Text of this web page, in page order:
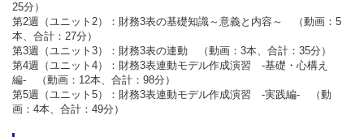
25分）
第2週（ユニット2）：財務3表の基礎知識～意義と内容～ （動画：5
本、合計：27分）
第3週（ユニット3）：財務3表の連動 （動画：3本、合計：35分）
第4週（ユニット4）：財務3表連動モデル作成演習 -基礎・心構え
編- （動画：12本、合計：98分）
第5週（ユニット5）：財務3表連動モデル作成演習 -実践編- （動
画：4本、合計：49分）